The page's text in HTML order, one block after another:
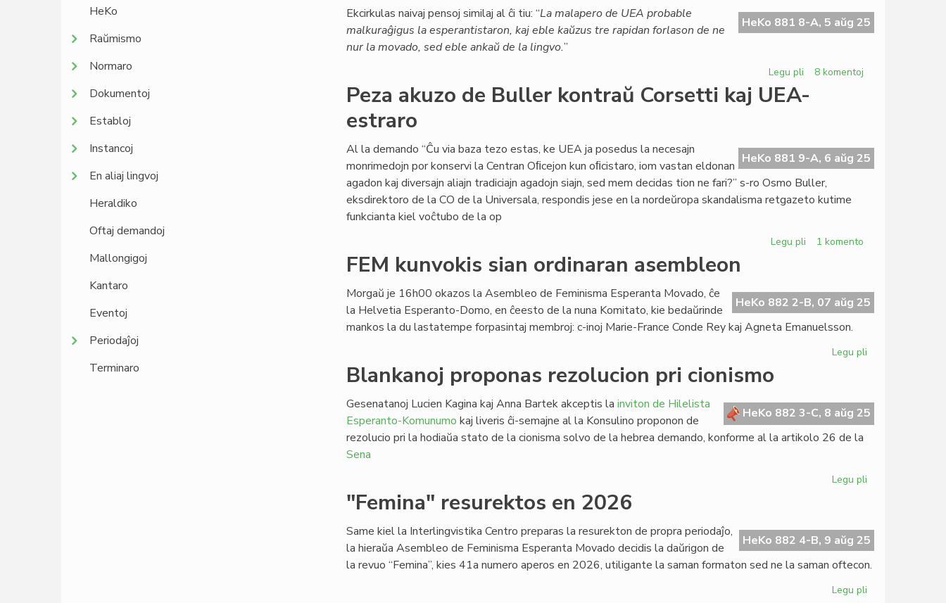
kurso
pri
HeKo 881 8-A, 5 aŭg 25
Ekcirkulas naivaj pensoj similaj al ĉi tiu: “La malapero de UEA probable
malkuraĝigus la esperantistaron, kaj eble kaŭzus tre rapidan forlason de ne
nur la movado, sed eble ankaŭ de la lingvo.”
Legu pli
ne
sed
tuta
organiza
koncepto
8 komentoj
Peza akuzo de Buller kontraŭ Corsetti kaj UEA-
estraro
HeKo 881 9-A, 6 aŭg 25
Al la demando “Ĉu via baza tezo estas, ke UEA ja posedus la necesajn
monrimedojn por konservi la Centran Oﬁcejon kun oﬁcistaro, iom vastan eldonan
agadon kaj diversajn aliajn tradiciajn agadojn siajn, sed mem decidas tion ne fari?” s-ro Osmo Buller,
eksdirektoro de la CO de la Universala, respondis jese en la nordeŭropa skandalisma retgazeto kutime
funkcianta kiel voĉtubo de la op
Legu pli
Buller
kontraŭ
Corsetti
1 komento
FEM kunvokis sian ordinaran asembleon
HeKo 882 2-B, 07 aŭg 25
Morgaŭ je 16h00 okazos la Asembleo de Feminisma Esperanta Movado, ĉe
la Helvetia Esperanto-Domo, en ĉeesto de la nuna Komitato, kie bedaŭrinde
mankos la du lastatempe forpasintaj membroj: c-inoj Marie-France Conde Rey kaj Agneta Emanuelsson.
Legu pli
ordinaran
asembleon
Blankanoj proponas rezolucion pri cionismo
HeKo 882 3-C, 8 aŭg 25
Gesenatanoj Lucien Kagina kaj Anna Bartek akceptis la inviton de Hilelista
Esperanto-Komunumo kaj liveris ĉi-semajne al la Konsulino proponon de
rezolucio pri la hodiaŭa stato de la cionisma solvo de la hebrea demando, konforme al la artikolo 26 de la
Sena
Legu pli
pri
cionismo
"Femina" resurektos en 2026
HeKo 882 4-B, 9 aŭg 25
Same kiel la Interlingvistika Centro preparas la resurekton de propra periodaĵo,
la hieraŭa Asembleo de Feminisma Esperanta Movado decidis la daŭrigon de
la revuo “Femina”, kies 41a numero aperos en 2026, utiligante la saman formaton sed ne la saman oftecon.
Legu pli
HeKo
Raŭmismo
Normaro
Dokumentoj
Establoj
Instancoj
En aliaj lingvoj
Heraldiko
Oftaj demandoj
Mallongigoj
Kantaro
Eventoj
Periodaĵoj
Terminaro